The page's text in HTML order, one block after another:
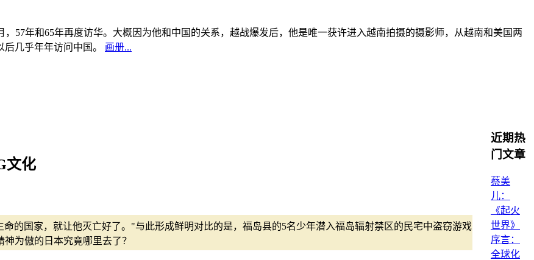
，57年和65年再度访华。大概因为他和中国的关系，越战爆发后，他是唯一获许进入越南拍摄的摄影师，从越南和美国两
几乎年年访问中国。 画册...
文化
的国家，就让他灭亡好了。"与此形成鲜明对比的是，福岛县的5名少年潜入福岛辐射禁区的民宅中盗窃游戏
为傲的日本究竟哪里去了？
近期热
门文章
蔡美
儿：
《起火
世界》
序言：
全球化